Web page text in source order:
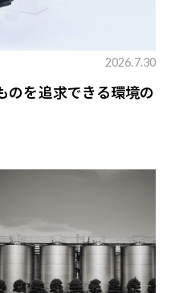
2026.7.30
のを追求できる環境の